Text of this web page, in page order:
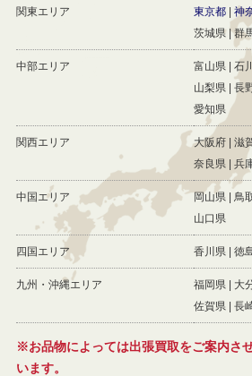
関東エリア 東京都 神
茨城県
群
中部エリア 富山県 石
山梨県
長
愛知県
関西エリア 大阪府 滋
奈良県
兵
中国エリア 岡山県 鳥
山口県
四国エリア 香川県 徳
九州・沖縄エリア 福岡県 大
佐賀県
長
※お品物によっては出張買取をご案内さ
います。